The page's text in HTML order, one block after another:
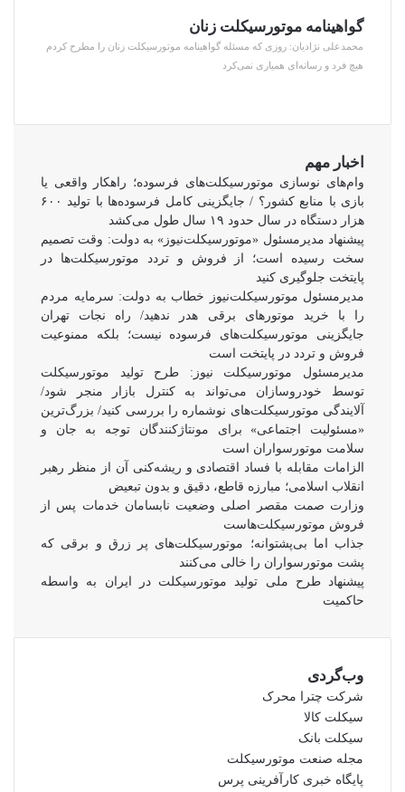
گواهینامه موتورسیکلت زنان
محمدعلی نژادیان: روزی که مسئله گواهینامه موتورسیکلت زنان را مطرح کردم
هیچ فرد و رسانه‌ای همیاری نمی‌کرد
اخبار مهم
وام‌های نوسازی موتورسیکلت‌های فرسوده؛ راهکار واقعی یا
بازی با منابع کشور؟ / جایگزینی کامل فرسوده‌ها با تولید ۶۰۰
هزار دستگاه در سال حدود ۱۹ سال طول می‌کشد
پیشنهاد مدیرمسئول «موتورسیکلت‌نیوز» به دولت: وقت تصمیم
سخت رسیده است؛ از فروش و تردد موتورسیکلت‌ها در
پایتخت جلوگیری کنید
مدیرمسئول موتورسیکلت‌نیوز خطاب به دولت: سرمایه مردم
را با خرید موتورهای برقی هدر ندهید/ راه نجات تهران
جایگزینی موتورسیکلت‌های فرسوده نیست؛ بلکه ممنوعیت
فروش و تردد در پایتخت است
مدیرمسئول موتورسیکلت نیوز: طرح تولید موتورسیکلت
توسط خودروسازان می‌تواند به کنترل بازار منجر شود/
آلایندگی موتورسیکلت‌های نوشماره را بررسی کنید/ بزرگ‌ترین
«مسئولیت اجتماعی» برای مونتاژکنندگان توجه به جان و
سلامت موتورسواران است
الزامات مقابله با فساد اقتصادی و ریشه‌کنی آن از منظر رهبر
انقلاب اسلامی؛ مبارزه قاطع، دقیق و بدون تبعیض
وزارت صمت مقصر اصلی وضعیت نابسامان خدمات پس از
فروش موتورسیکلت‌هاست
جذاب اما بی‌پشتوانه؛ موتورسیکلت‌های پر زرق‌ و برقی که
پشت موتورسواران را خالی می‌کنند
پیشنهاد طرح ملی تولید موتورسیکلت در ایران به واسطه
حاکمیت
وب‌گردی
شرکت چترا محرک
سیکلت کالا
سیکلت بانک
مجله صنعت موتورسیکلت
پایگاه خبری کارآفرینی پرس